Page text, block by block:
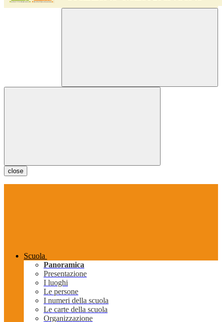
close
Scuola
Panoramica
Presentazione
I luoghi
Le persone
I numeri della scuola
Le carte della scuola
Organizzazione